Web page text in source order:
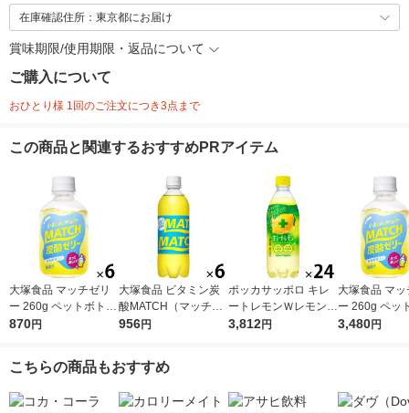
在庫確認住所：東京都にお届け
賞味期限/使用期限・返品について
ご購入について
おひとり様 1回のご注文につき3点まで
この商品と関連するおすすめPRアイテム
大塚食品 マッチゼリ
ー 260g ペットボトル
1セット（6本）
870円
大塚食品 ビタミン炭
酸MATCH（マッチ）
500ml 1セット（6
956円
ポッカサッポロ キレ
ートレモンＷレモン 5
00ml 1箱（24本入）
3,812円
大塚食品 マ
ー 260g ペッ
1箱（24本入
3,480円
こちらの商品もおすすめ